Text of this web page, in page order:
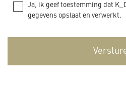
Ja, ik geef toestemming dat
gegevens opslaat en verwerkt.